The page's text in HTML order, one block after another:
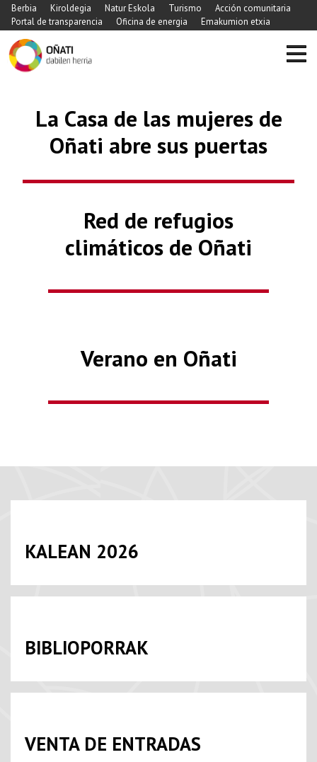
Berbia Kiroldegia Natur Eskola Turismo
Acción comunitaria
Portal de transparencia
Oficina de energia Emakumion etxia
La Casa de las mujeres de
Oñati abre sus puertas
Previous
Red de refugios
climáticos de Oñati
Verano en Oñati
KALEAN 2026
BIBLIOPORRAK
VENTA DE ENTRADAS